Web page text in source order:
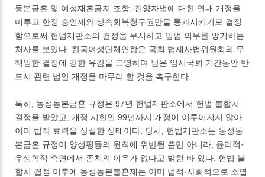
동본금혼 및 여성재혼금지 조항, 친양자법에 대한 연내 개정을
미루고 한정 승인제와 상속회복청구권만을 통과시키기로 결정
함으로써 헌법재판소의 결정을 무시하고 입법 의무를 방기하는
처사를 보였다. 한국여성단체연합은 국회 법제사법위원회의 무
책임한 결정에 강한 유감을 표명하며 남은 임시국회 기간동안 반
드시 관련 법안 개정을 마무리 할 것을 촉구한다.
특히, 동성동본금혼 규정은 97년 헌법재판소에서 헌법 불합치
결정을 받았고, 개정 시한인 99년까지 개정이 이루어지지 않아
이미 법적 효력을 상실한 상태이다. 당시, 헌법재판소는 동성동
본금혼 규정이 양성평등의 원칙에 위반될 뿐만 아니라, 윤리적·
우생학적 측면에서 존치의 이유가 없다고 밝힌 바 있다. 헌법 불
합치 결정 이후에 동성동본불혼제는 이미 법적·사회적으로 소멸